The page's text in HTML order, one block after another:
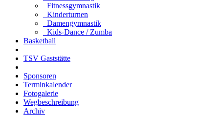
Fitnessgymnastik
Kinderturnen
Damengymnastik
Kids-Dance / Zumba
Basketball
TSV Gaststätte
Sponsoren
Terminkalender
Fotogalerie
Wegbeschreibung
Archiv